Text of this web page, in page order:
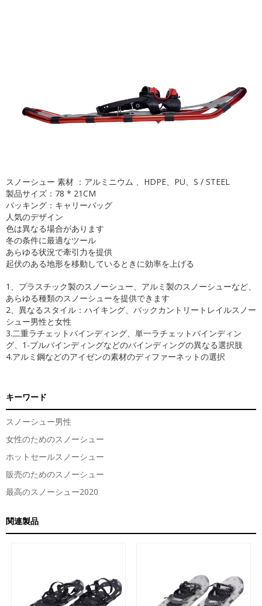
スノーシュー 素材 ：アルミニウム 、HDPE、PU、S / STEEL
製品サイズ：78 * 21CM
パッキング：キャリーバッグ
人気のデザイン
色は異なる場合があります
冬の条件に最適なツール
あらゆる状況で牽引力を提供
起伏のある地形を移動しているときに効率を上げる
1、プラスチック製のスノーシュー、アルミ製のスノーシューなど、
あらゆる種類のスノーシューを提供できます
2、異なるスタイル：ハイキング、バックカントリートレイルスノー
シュー男性と女性
3.二重ラチェットバインディング、単一ラチェットバインディン
グ、1-プルバインディングなどのバインディングの異なる選択肢
4.アルミ鋼などのアイゼンの素材のディファーネットの選択
キーワード
スノーシュー男性
女性のためのスノーシュー
ホットセールスノーシュー
販売のためのスノーシュー
最高のスノーシュー2020
関連製品